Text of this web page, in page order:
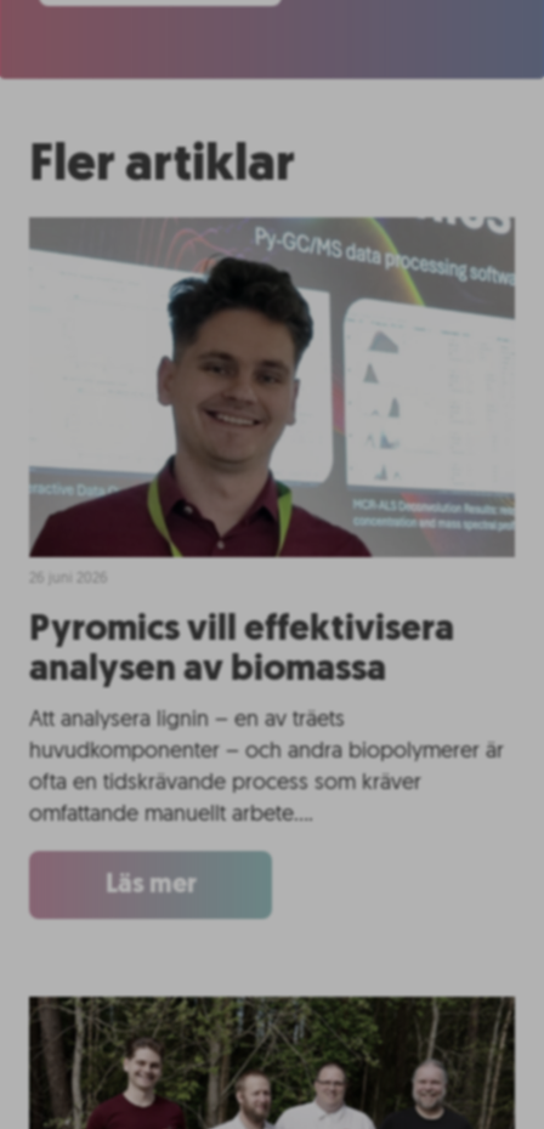
Fler artiklar
Pyromics vill effektivisera
analysen av biomassa
Att analysera lignin – en av träets
huvudkomponenter – och andra biopolymerer är
ofta en tidskrävande process som kräver
omfattande manuellt arbete….
Läs mer